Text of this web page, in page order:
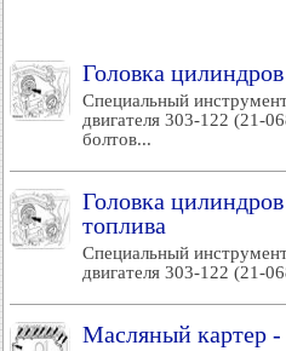
Головка
Специальный
двигателя 303-122 (21-
болтов...
Головка
топлива
Специальный
двигателя 303-122 (21-
Масляный картер -